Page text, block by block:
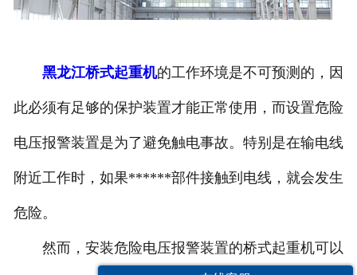
黑龙江桥式起重机的工作环境是不可预测的，因
此必须有足够的保护装置才能正常使用，而设置危险
电压报警装置是为了避免触电事故。特别是在输电线
附近工作时，如果******部件接触到电线，就会发生
危险。
然而，安装危险电压报警装置的桥式起重机可以